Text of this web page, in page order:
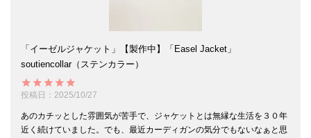
「イーゼルジャケット」【製作中】「Easel Jacket」
soutiencollar（ステンカラー）
投稿日 2025/10/27
あのカチッとした雰囲気が苦手で、ジャケットとは無縁な生活を３０年
近く続けていました。でも、最近カーディガンの気分でもないなぁと思